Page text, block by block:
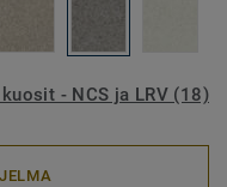
- NCS ja LRV (18)